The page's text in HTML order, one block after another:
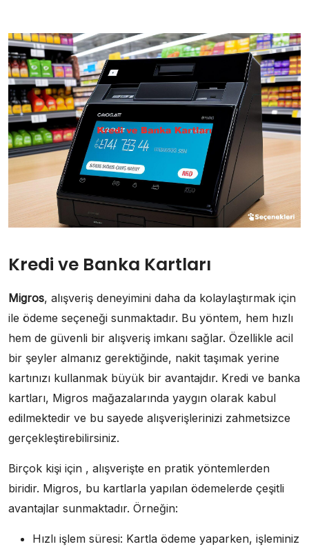
Kredi ve Banka Kartları
Migros, alışveriş deneyimini daha da kolaylaştırmak için
ile ödeme seçeneği sunmaktadır. Bu yöntem, hem hızlı
hem de güvenli bir alışveriş imkanı sağlar. Özellikle acil
bir şeyler almanız gerektiğinde, nakit taşımak yerine
kartınızı kullanmak büyük bir avantajdır. Kredi ve banka
kartları, Migros mağazalarında yaygın olarak kabul
edilmektedir ve bu sayede alışverişlerinizi zahmetsizce
gerçekleştirebilirsiniz.
Birçok kişi için , alışverişte en pratik yöntemlerden
biridir. Migros, bu kartlarla yapılan ödemelerde çeşitli
avantajlar sunmaktadır. Örneğin:
Hızlı işlem süresi: Kartla ödeme yaparken, işleminiz